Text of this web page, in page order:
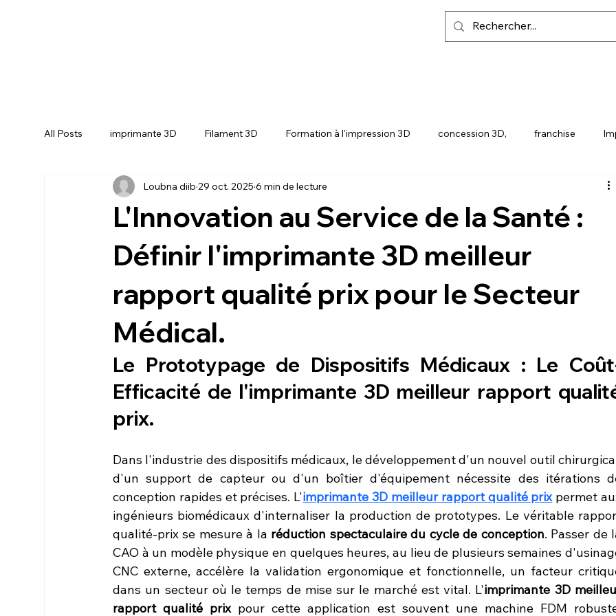
All Posts imprimante 3D Filament 3D Formation à l'impression 3D concession 3D, franchise
CREALITY SPARKX i7 Color Combo CREALITY
L'Innovation au Service de la Santé :
Définir l'imprimante 3D meilleur
rapport qualité prix pour le Secteur
Médical.
Loubna diib 29 oct. 2025 6 min de lecture
Le Prototypage de Dispositifs Médicaux : Le
Efficacité de l'imprimante 3D meilleur rapport
prix.
Dans l'industrie des dispositifs médicaux, le développement d'un nouvel outil
d'un support de capteur ou d'un boîtier d'équipement nécessite des itérations
conception rapides et précises. L'imprimante 3D meilleur rapport qualité prix permet
ingénieurs biomédicaux d'internaliser la production de prototypes. Le véritable
qualité-prix se mesure à la réduction spectaculaire du cycle de conception. Passer de
CAO à un modèle physique en quelques heures, au lieu de plusieurs semaines
CNC externe, accélère la validation ergonomique et fonctionnelle, un facteur
dans un secteur où le temps de mise sur le marché est vital. L'imprimante 3D
rapport qualité prix pour cette application est souvent une machine FDM